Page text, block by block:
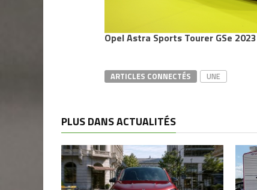
Opel Astra Sports Tourer GSe 2023
ARTICLES CONNECTÉS UNE
PLUS DANS ACTUALITÉS